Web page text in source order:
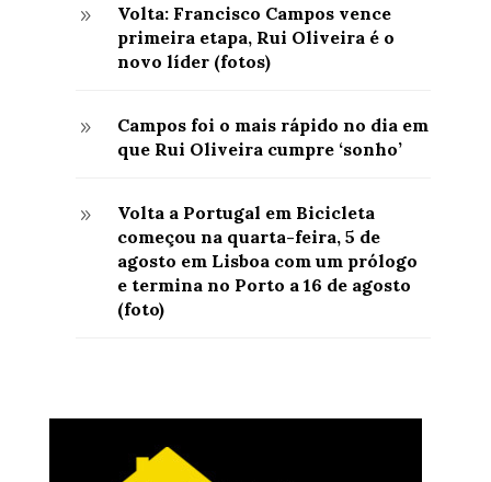
9
Volta: Francisco Campos vence
primeira etapa, Rui Oliveira é o
novo líder (fotos)
9
Campos foi o mais rápido no dia em
que Rui Oliveira cumpre ‘sonho’
9
Volta a Portugal em Bicicleta
começou na quarta-feira, 5 de
agosto em Lisboa com um prólogo
e termina no Porto a 16 de agosto
(foto)